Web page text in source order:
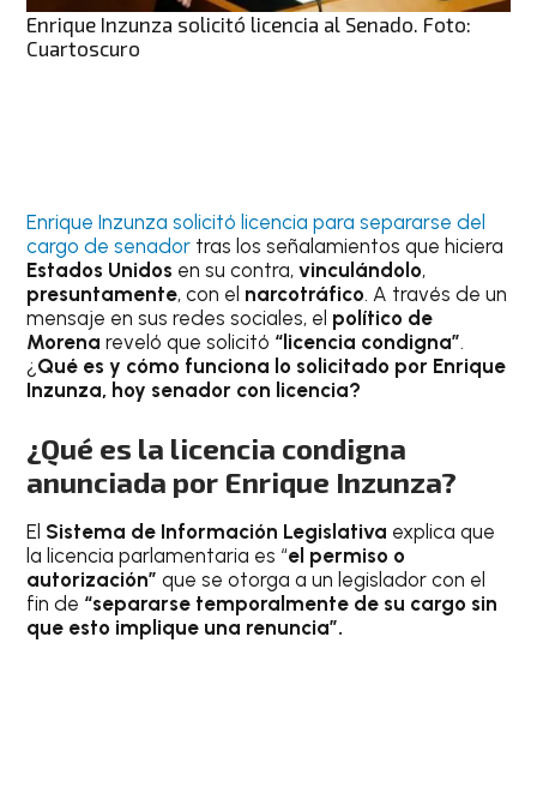
Enrique Inzunza solicitó licencia al Senado. Foto:
Cuartoscuro
Enrique Inzunza solicitó licencia para separarse del
cargo de senador tras los señalamientos que hiciera
Estados Unidos en su contra,vinculándolo,
presuntamente, con el narcotráfico. A través de un
mensaje en sus redes sociales, el político de
Morenareveló que solicitó “licencia condigna”.
¿ Qué es y cómo funciona lo solicitado por Enrique
Inzunza, hoy senador con licencia?
¿Qué es la licencia condigna
anunciada por Enrique Inzunza?
El Sistema de Información Legislativa explica que
la licencia parlamentaria es “el permiso o
autorización” que se otorga a un legislador con el
fin de “separarse temporalmente de su cargo sin
que esto implique una renuncia”.